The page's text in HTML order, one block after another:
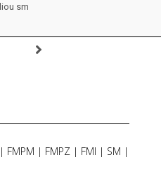
sm
FMPM FMPZ FMI SM